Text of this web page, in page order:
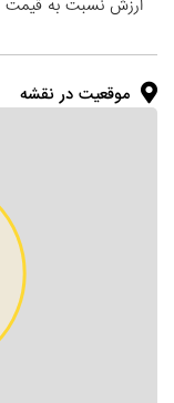
ارزش نسبت به قیمت
موقعیت در نقشه